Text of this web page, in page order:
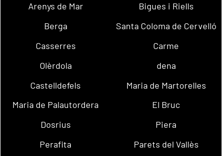
Arenys de Mar
Bigues i Riells
Berga
Santa Coloma de Cervelló
Casserres
Carme
Olèrdola
dena
Castelldefels
Maria de Martorelles
Maria de Palautordera
El Bruc
Dosrius
Piera
Perafita
Parets del Vallès